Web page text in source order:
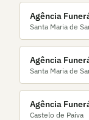
Agência
Santa Maria de
Agência
Santa Maria de
Agência
Castelo de Paiva